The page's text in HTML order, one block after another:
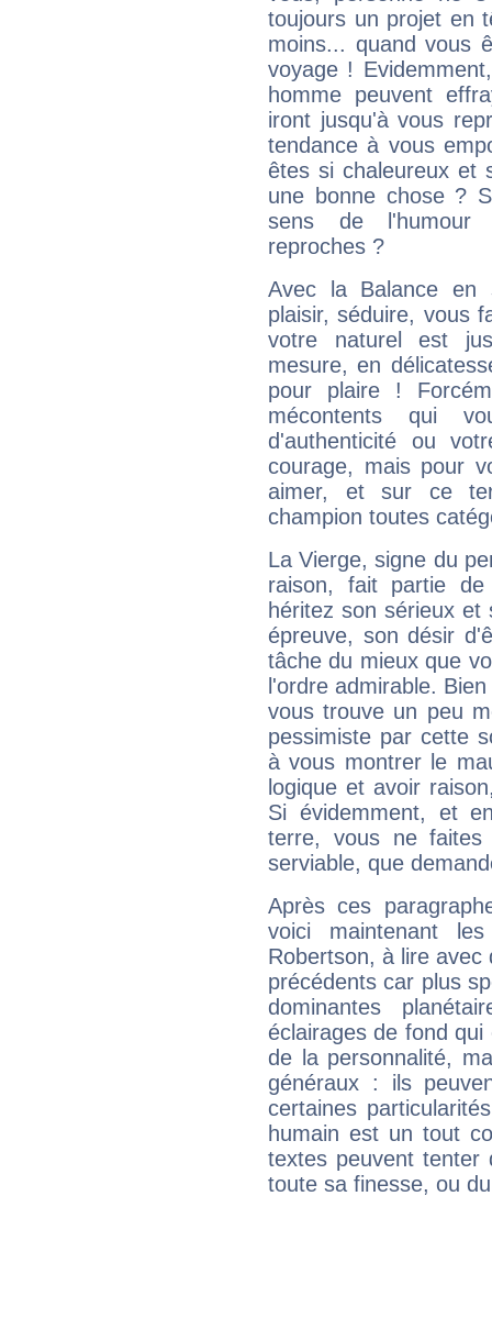
toujours un projet en
moins... quand vous
voyage !
homme peuvent
iront jusqu'à vous
tendance à vous
êtes si chaleureux et
une bonne chose ?
sens de l'humour
reproches ?
Avec la Balance en
plaisir, séduire, vous
votre naturel est
mesure, en
pour plaire !
mécontents qui
d'authenticité ou
courage, mais pour
aimer, et sur ce
champion toutes
La Vierge, signe du
raison, fait partie
héritez son sérieux
épreuve, son désir
tâche du mieux que
l'ordre admirable.
vous trouve un peu
pessimiste par cette
à vous montrer le
logique et avoir
Si évidemment, et
terre, vous ne
serviable, que
Après ces
voici maintenant
Robertson, à lire
précédents car plus
dominantes
éclairages de fond
de la personnalité,
généraux : ils
certaines
humain est un tout
textes peuvent tenter
toute sa finesse, ou